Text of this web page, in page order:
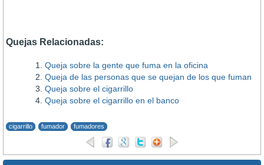
Quejas Relacionadas:
Queja sobre la gente que fuma en la oficina
Queja de las personas que se quejan de los que fuman
Queja sobre el cigarrillo
Queja sobre el cigarrillo en el banco
cigarrillo fumador fumadores